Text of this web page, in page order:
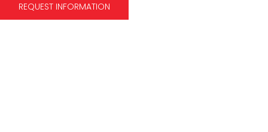
REQUEST INFORMATION